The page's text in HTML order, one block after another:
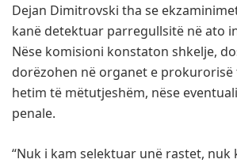
Dejan Dimitrovski tha se
kanë detektuar parregullsitë në ato
Nëse komisioni konstaton shkelje,
dorëzohen në organet e
hetim të mëtutjeshëm, nëse
penale.
“Nuk i kam selektuar unë rastet, nuk